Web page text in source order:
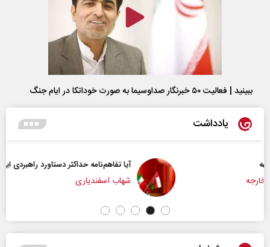
ببینید | فعالیت ۵۰ خبرنگار صداوسیما به صورت خوداتکا در ایام جنگ
یادداشت
آیا تفاهم‌نامه حداکثر دستاورد راهبردی ایران بود؟
شهاب اسفندیاری